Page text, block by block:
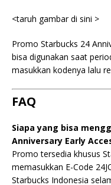
<taruh gambar di sini >
Promo Starbucks 24
bisa digunakan saat
masukkan kodenya lalu
FAQ
Siapa yang bisa
Anniversary Early
Promo tersedia khusus
memasukkan E-Code
Starbucks Indonesia